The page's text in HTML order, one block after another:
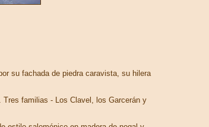
su fachada de piedra caravista, su hilera
familias - Los Clavel, los Garcerán y